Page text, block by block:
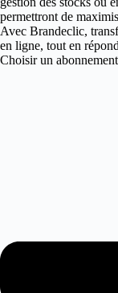
permettront de
Avec Brandeclic,
en ligne, tout en
Choisir un abonnement